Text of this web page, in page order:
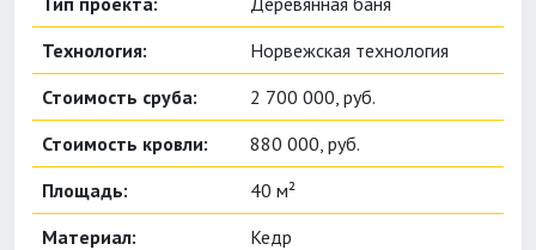
Технология:
Норвежская технология
Стоимость сруба:
2 700 000, руб.
Стоимость кровли:
880 000, руб.
Площадь:
40 м²
Материал:
Кедр